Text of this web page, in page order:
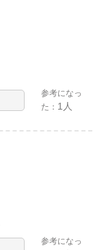
参考になっ
た： 1人
参考になっ